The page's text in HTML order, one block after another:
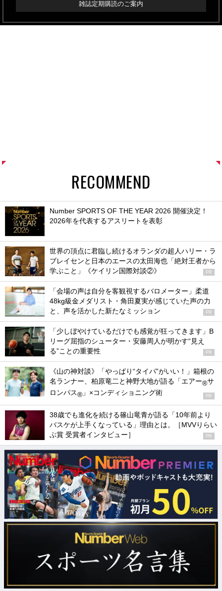
雑誌定期購読のご案内
RECOMMEND
Number SPORTS OF THE YEAR 2026 開催決定！
2026年を代表するアスリートを表彰
世界の頂点に君臨し続けるオランダの超人ハリー・ラ
ブレイセンと日本のエースの太田海也「絶対王者から
学ぶこと」《ケイリン国際対談②》
PR
「会場の声は自分を客観視するバロメーター」柔道
48kg級金メダリスト・角田夏実が感じていた声の力
と、声を活かした新たなミッション
PR
「少しぼやけているだけでも感覚が狂ってきます」B
リーグ屈指のシューター・安藤周人が明かす“見え
る”ことの重要性
PR
《山の神対談》「やっぱり“タイパ”がいい！」箱根の
名ランナー、柏原竜二と神野大地が語る「エアー®サ
ロンパス® 」×コンディショニング術 PR
38歳でも進化を続ける篠山竜青が語る「10年前より
バスケが上手くなっている」理由とは。［MVVりらい
ぶ賞 受賞者インタビュー］
PR